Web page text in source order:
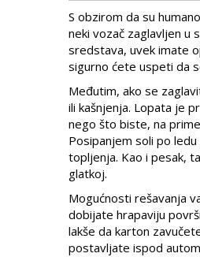
S obzirom da su
neki vozač zaglavljen u
sredstava, uvek imate
sigurno ćete uspeti da
Međutim, ako se
ili kašnjenja. Lopata je
nego što biste, na
Posipanjem soli po
topljenja. Kao i pesak,
glatkoj.
Mogućnosti rešavanja
dobijate hrapaviju
lakše da karton
postavljate ispod